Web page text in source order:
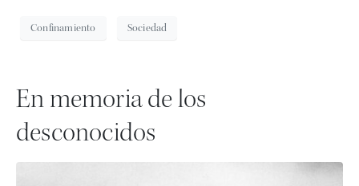
Confinamiento Sociedad
En memoria de los
desconocidos